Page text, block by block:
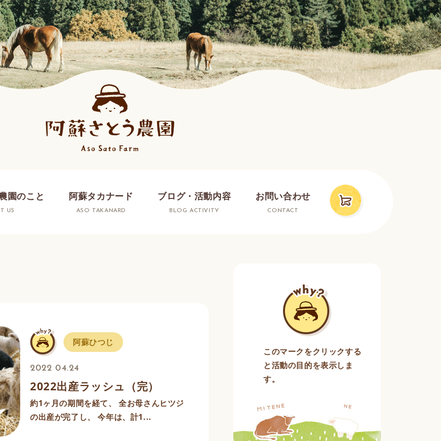
園のこと
US
阿蘇タカナード
ASO TAKANARD
ブログ・活動内容
BLOG ACTIVITY
お問い合わせ
CONTACT
阿蘇ひつじ
2022 04.24
2022出産ラッシュ（完）
約1ヶ月の期間を経て、 全お母さんヒツジ
の出産が完了し、 今年は、計1...
このマークをクリックする
と活動の目的を表示しま
す。